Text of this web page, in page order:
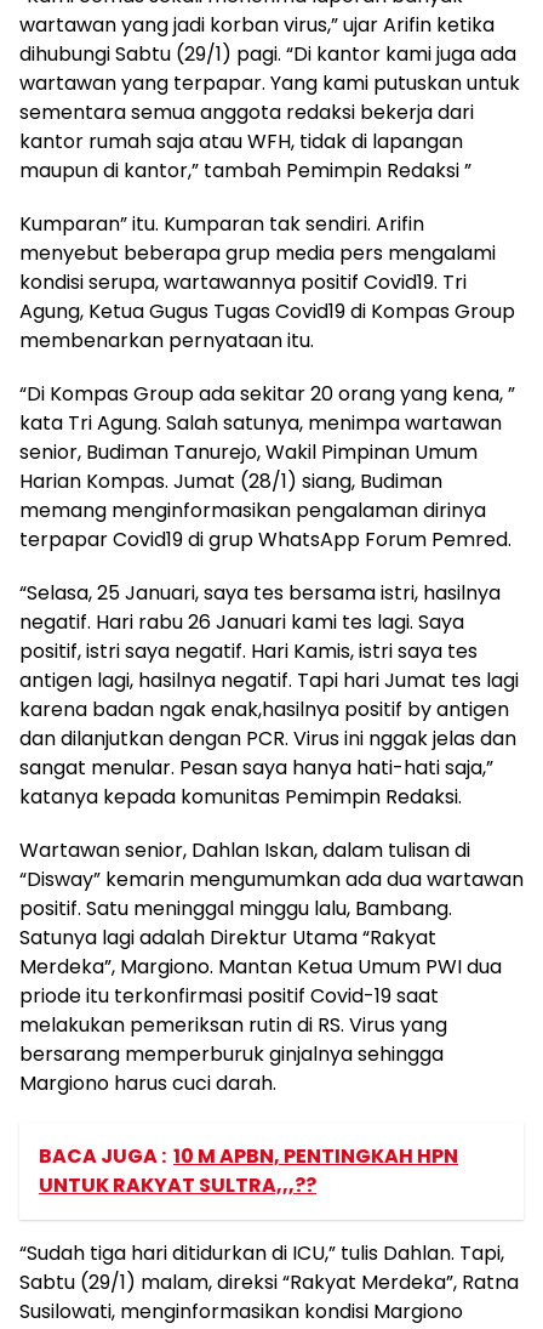
wartawan yang jadi korban virus,” ujar Arifin ketika
dihubungi Sabtu (29/1) pagi. “Di kantor kami juga ada
wartawan yang terpapar. Yang kami putuskan untuk
sementara semua anggota redaksi bekerja dari
kantor rumah saja atau WFH, tidak di lapangan
maupun di kantor,” tambah Pemimpin Redaksi ”
Kumparan” itu. Kumparan tak sendiri. Arifin
menyebut beberapa grup media pers mengalami
kondisi serupa, wartawannya positif Covid19. Tri
Agung, Ketua Gugus Tugas Covid19 di Kompas Group
membenarkan pernyataan itu.
“Di Kompas Group ada sekitar 20 orang yang kena, ”
kata Tri Agung. Salah satunya, menimpa wartawan
senior, Budiman Tanurejo, Wakil Pimpinan Umum
Harian Kompas. Jumat (28/1) siang, Budiman
memang menginformasikan pengalaman dirinya
terpapar Covid19 di grup WhatsApp Forum Pemred.
“Selasa, 25 Januari, saya tes bersama istri, hasilnya
negatif. Hari rabu 26 Januari kami tes lagi. Saya
positif, istri saya negatif. Hari Kamis, istri saya tes
antigen lagi, hasilnya negatif. Tapi hari Jumat tes lagi
karena badan ngak enak,hasilnya positif by antigen
dan dilanjutkan dengan PCR. Virus ini nggak jelas dan
sangat menular. Pesan saya hanya hati-hati saja,”
katanya kepada komunitas Pemimpin Redaksi.
Wartawan senior, Dahlan Iskan, dalam tulisan di
“Disway” kemarin mengumumkan ada dua wartawan
positif. Satu meninggal minggu lalu, Bambang.
Satunya lagi adalah Direktur Utama “Rakyat
Merdeka”, Margiono. Mantan Ketua Umum PWI dua
priode itu terkonfirmasi positif Covid-19 saat
melakukan pemeriksan rutin di RS. Virus yang
bersarang memperburuk ginjalnya sehingga
Margiono harus cuci darah.
BACA JUGA : 10 M APBN, PENTINGKAH HPN
UNTUK RAKYAT SULTRA,,,??
“Sudah tiga hari ditidurkan di ICU,” tulis Dahlan. Tapi,
Sabtu (29/1) malam, direksi “Rakyat Merdeka”, Ratna
Susilowati, menginformasikan kondisi Margiono